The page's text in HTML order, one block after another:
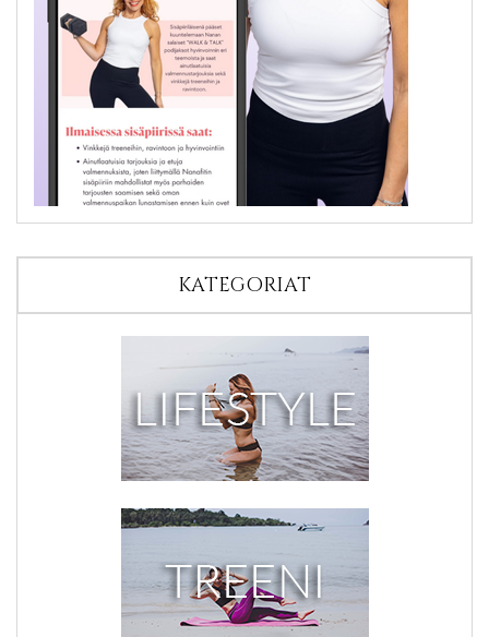
KATEGORIAT